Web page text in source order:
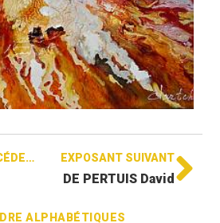
EXPOSANT PRÉCÉDENT EXPOSANT SUIVANT
DE PERTUIS David
ALPHABÉTIQUES